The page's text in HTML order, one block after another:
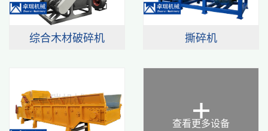
综合木材破碎机 撕碎机
+
查看更多设备